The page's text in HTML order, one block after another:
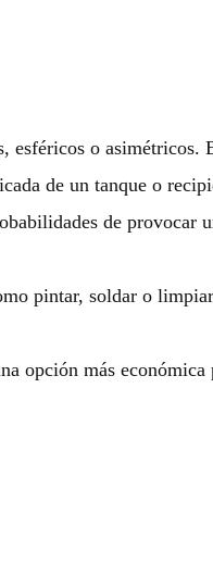
esféricos o
de un tanque o
de provocar
pintar, soldar o
opción más económica